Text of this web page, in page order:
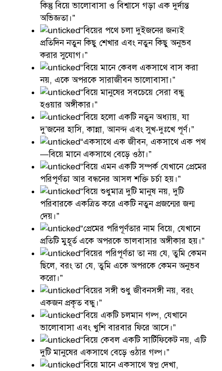
কিন্তু বিয়ে ভালোবাসা ও বিশ্বাসে গড়া এক দুর্দান্ত
অভিজ্ঞতা।”
“বিয়ের পথে চলা দুইজনের জন্যই
প্রতিদিন নতুন কিছু শেখার এবং নতুন কিছু অনুভব
করার সুযোগ।”
“বিয়ে মানে কেবল একসাথে বাস করা
নয়, একে অপরকে সারাজীবন ভালোবাসা।”
“বিয়ে মানুষের সবচেয়ে সেরা বন্ধু
হওয়ার অঙ্গীকার।”
“বিয়ে হলো একটি নতুন অধ্যায়, যা
দু’জনের হাসি, কান্না, আনন্দ এবং সুখ-দুঃখে পূর্ণ।”
“একসাথে এক জীবন, একসাথে এক পথ
—বিয়ে মানে একসাথে বেড়ে ওঠা।”
“বিয়ে এমন একটি সম্পর্ক যেখানে প্রেমের
পরিপূর্ণতা আর বন্ধনের আসল শক্তি চর্চা হয়।”
“বিয়ে শুধুমাত্র দুটি মানুষ নয়, দুটি
পরিবারকে একত্রিত করে একটি নতুন প্রজন্মের জন্ম
দেয়।”
“প্রেমের পরিপূর্ণতার নাম বিয়ে, যেখানে
প্রতিটি মুহূর্ত একে অপরকে ভালবাসার অঙ্গীকার হয়।”
“বিয়ের পরিপূর্ণতা তা নয় যে, তুমি কেমন
ছিলে, বরং তা যে, তুমি একে অপরকে কেমন অনুভব
করো।”
“বিয়ের সঙ্গী শুধু জীবনসঙ্গী নয়, বরং
একজন প্রকৃত বন্ধু।”
“বিয়ে একটি চলমান গল্প, যেখানে
ভালোবাসা এবং খুশি বারবার ফিরে আসে।”
“বিয়ে কেবল একটি সার্টিফিকেট নয়, এটি
দুটি মানুষের একসাথে বেড়ে ওঠার গল্প।”
“বিয়ে মানে একসাথে স্বপ্ন দেখা,